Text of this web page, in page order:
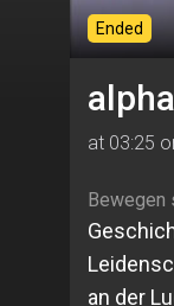
Ended
at 03:25
Bewegen
an der